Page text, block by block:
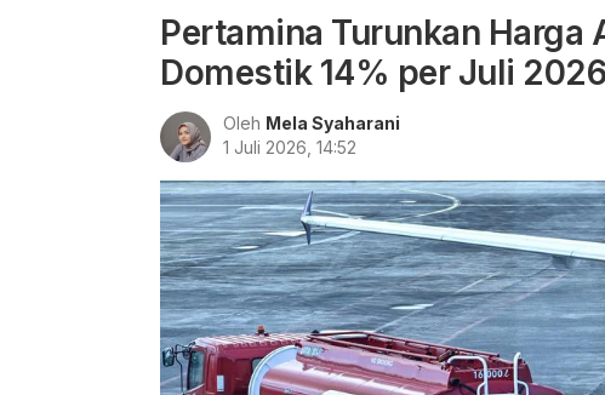
Pertamina Turunkan Harga
Domestik 14% per Juli 2026
Oleh Mela Syaharani
1 Juli 2026, 14:52